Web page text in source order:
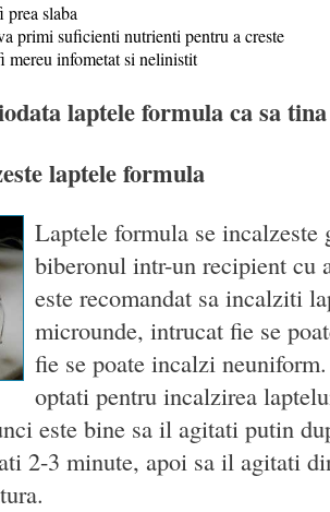
prea slaba
primi suficienti nutrienti pentru a creste
mereu infometat si nelinistit
laptele formula ca sa
laptele formula
Laptele formula se incalzeste
biberonul intr-un recipient cu
este recomandat sa incalziti
microunde, intrucat fie se
fie se poate incalzi
optati pentru incalzirea
este bine sa il agitati putin
2-3 minute, apoi sa il agitati